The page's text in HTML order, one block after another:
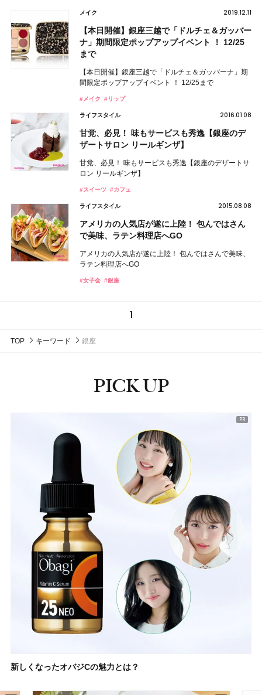
メイク 2019.12.11
【本日開催】銀座三越で「ドルチェ＆ガッバー
ナ」期間限定ポップアップイベント ！ 12/25
まで
【本日開催】銀座三越で「ドルチェ＆ガッバーナ」期
間限定ポップアップイベント ！ 12/25まで
#メイク #リップ
ライフスタイル 2016.01.08
甘党、必見！ 味もサービスも秀逸【銀座のデ
ザートサロン リールギンザ】
甘党、必見！ 味もサービスも秀逸【銀座のデザートサ
ロン リールギンザ】
#スイーツ #カフェ
ライフスタイル 2015.08.08
アメリカの人気店が遂に上陸！ 包んではさん
で美味、ラテン料理店へGO
アメリカの人気店が遂に上陸！ 包んではさんで美味、
ラテン料理店へGO
#女子会 #銀座
1
TOP キーワード 銀座
PICK UP
新しくなったオバジCの魅力とは？